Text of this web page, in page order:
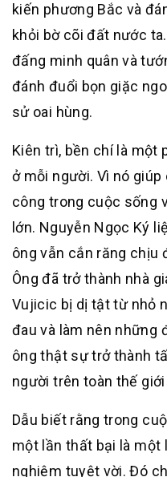
kiến phương Bắc và
khỏi bờ cõi đất nước
đấng minh quân và
đánh đuổi bọn giặc
sử oai hùng.
Kiên trì, bền chí là một
ở mỗi người. Vì nó
công trong cuộc sống
lớn. Nguyễn Ngọc Ký
ông vẫn cắn răng chịu
Ông đã trở thành nhà
Vujicic bị dị tật từ nhỏ
đau và làm nên những
ông thật sự trở thành
người trên toàn thế
Dẫu biết rằng trong
một lần thất bại là một
nghiệm tuyệt vời. Đó